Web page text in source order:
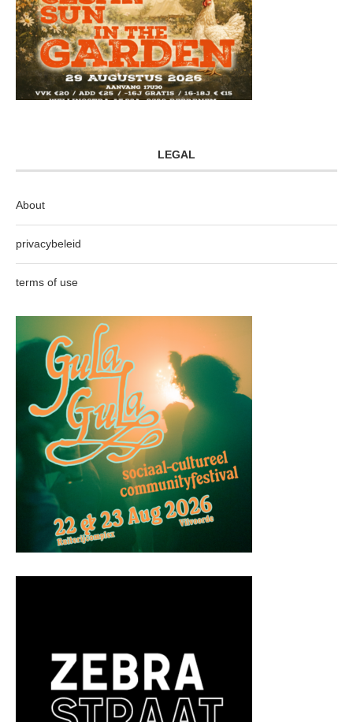
LEGAL
About
privacybeleid
terms of use